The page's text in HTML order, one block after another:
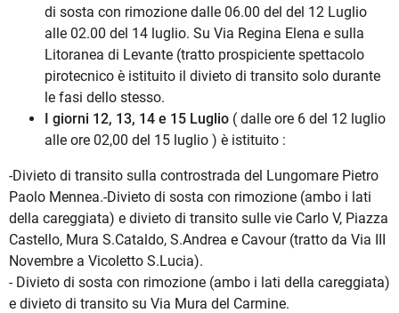
di sosta con rimozione dalle 06.00 del del 12 Luglio
alle 02.00 del 14 luglio. Su Via Regina Elena e sulla
Litoranea di Levante (tratto prospiciente spettacolo
pirotecnico è istituito il divieto di transito solo durante
le fasi dello stesso.
I giorni 12, 13, 14 e 15 Luglio ( dalle ore 6 del 12 luglio
alle ore 02,00 del 15 luglio ) è istituito :
-Divieto di transito sulla controstrada del Lungomare Pietro
Paolo Mennea.-Divieto di sosta con rimozione (ambo i lati
della careggiata) e divieto di transito sulle vie Carlo V, Piazza
Castello, Mura S.Cataldo, S.Andrea e Cavour (tratto da Via III
Novembre a Vicoletto S.Lucia).
- Divieto di sosta con rimozione (ambo i lati della careggiata)
e divieto di transito su Via Mura del Carmine.